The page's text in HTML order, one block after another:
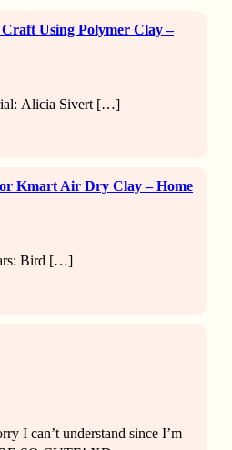
Using Polymer Clay –
Alicia Sivert […]
Kmart Air Dry Clay – Home
Bird […]
I can’t understand since I’m